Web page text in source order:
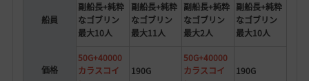
船員
副船長+純粋
なゴブリン
最大10人
副船長+純粋
なゴブリン
最大11人
副船長+純粋
なゴブリン
最大2人
副船長+純粋
なゴブリン
最大10人
価格
50G+40000
カラスコイ
190G
50G+40000
カラスコイ
190G